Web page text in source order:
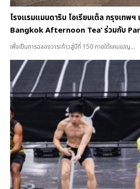
โรงแรมแมนดาริน โอเรียนเต็ล กรุงเทพ
Bangkok Afternoon Tea’ ร่วมกับ
เพื่อเป็นการฉลองวาระก้าวสู่ปีที่ 150 ภายใต้แคมเปญ...